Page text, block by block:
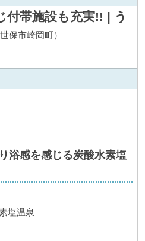
付帯施設も充実!! | う
保市崎岡町）
浴感を感じる炭酸水素塩
塩温泉